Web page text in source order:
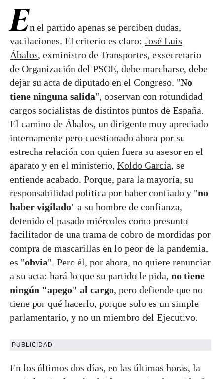
En el partido apenas se perciben dudas,
vacilaciones. El criterio es claro: José Luis
Ábalos, exministro de Transportes, exsecretario
de Organización del PSOE, debe marcharse, debe
dejar su acta de diputado en el Congreso. "No
tiene ninguna salida", observan con rotundidad
cargos socialistas de distintos puntos de España.
El camino de Ábalos, un dirigente muy apreciado
internamente pero cuestionado ahora por su
estrecha relación con quien fuera su asesor en el
aparato y en el ministerio, Koldo García, se
entiende acabado. Porque, para la mayoría, su
responsabilidad política por haber confiado y "no
haber vigilado" a su hombre de confianza,
detenido el pasado miércoles como presunto
facilitador de una trama de cobro de mordidas por
compra de mascarillas en lo peor de la pandemia,
es "obvia". Pero él, por ahora, no quiere renunciar
a su acta: hará lo que su partido le pida, no tiene
ningún "apego" al cargo, pero defiende que no
tiene por qué hacerlo, porque solo es un simple
parlamentario, y no un miembro del Ejecutivo.
PUBLICIDAD
En los últimos dos días, en las últimas horas, la